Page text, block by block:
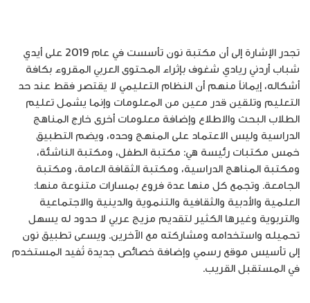
تجدر الإشارة إلى أن مكتبة نون تأسست في عام 2019 على أيدي
شباب أردني ريادي شغوف بإثراء المحتوى العربي المقروء بكافة
أشكاله، إيماناً منهم أن النظام التعليمي لا يقتصر فقط عند حد
التعليم وتلقين قدر معين من المعلومات وإنما يشمل تعليم
الطلاب البحث والاطلاع وإضافة معلومات أخرى خارج المناهج
الدراسية وليس الاعتماد على المنهج وحده، ويضم التطبيق
خمس مكتبات رئيسة هي: مكتبة الطفل، ومكتبة الناشئة،
ومكتبة المناهج الدراسية، ومكتبة الثقافة العامة، ومكتبة
الجامعة. وتجمع كل منها عدة فروع بمسارات متنوعة منها:
العلمية والأدبية والثقافية والتنموية والدينية والاجتماعية
والتربوية وغيرها الكثير لتقديم مزيج عربي لا حدود له يسهل
تحميله واستخدامه ومشاركته مع الآخرين. ويسعى تطبيق نون
إلى تأسيس موقع رسمي وإضافة خصائص جديدة تُفيد المستخدم
في المستقبل القريب.